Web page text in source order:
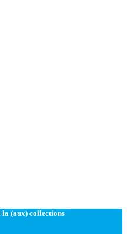
la (aux) collections